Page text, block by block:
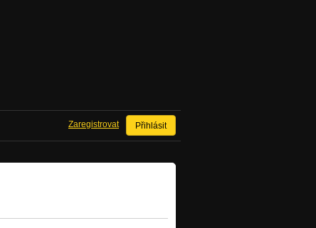
Přihlásit
Zaregistrovat